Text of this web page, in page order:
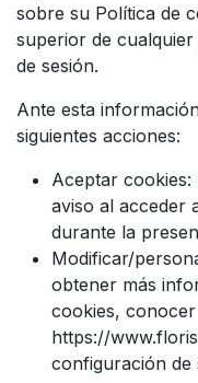
sobre su Política de
superior de
de sesión.
Ante esta
siguientes acciones:
Aceptar cookies:
aviso al acceder
durante la
Modificar/
obtener más
cookies,
https://
configuración de